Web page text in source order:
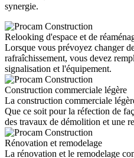
synergie.
Relooking d'espace et de
Lorsque vous prévoyez changer
rafraîchissement, vous devez
signalisation et l'équipement.
Construction commerciale légère
La construction commerciale
Que ce soit pour la réfection de
des travaux de démolition et une
Rénovation et remodelage
La rénovation et le remodelage